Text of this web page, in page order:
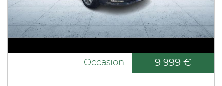
Occasion 9 999 €